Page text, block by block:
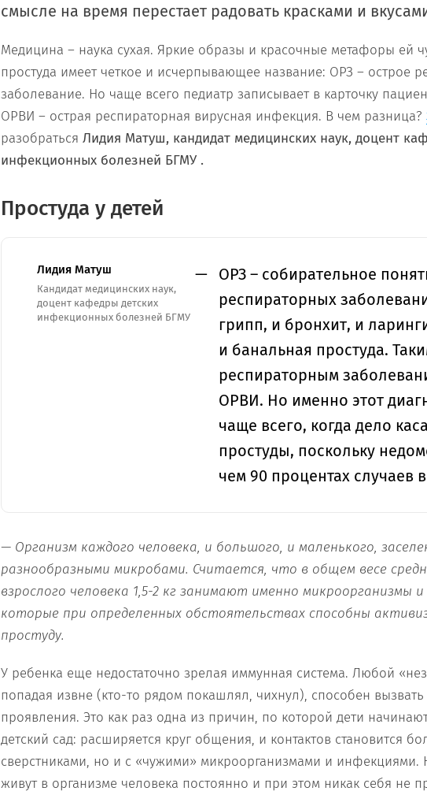
смысле на время перестает радовать красками и
Медицина – наука сухая. Яркие образы и красочные метафоры ей
простуда имеет четкое и исчерпывающее название: ОРЗ – острое
заболевание. Но чаще всего педиатр записывает в карточку
ОРВИ – острая респираторная вирусная инфекция. В чем разница?
разобраться Лидия Матуш, кандидат медицинских наук, доцент
инфекционных болезней БГМУ .
Простуда у детей
Лидия Матуш
Кандидат медицинских наук,
доцент кафедры детских
инфекционных болезней БГМУ
ОРЗ – собирательное
респираторных
грипп, и бронхит, и
и банальная простуда.
респираторным
ОРВИ. Но именно этот
чаще всего, когда дело
простуды, поскольку
чем 90 процентах случаев
— Организм каждого человека, и большого, и маленького,
разнообразными микробами. Считается, что в общем весе
взрослого человека 1,5-2 кг занимают именно микроорганизмы
которые при определенных обстоятельствах способны
простуду.
У ребенка еще недостаточно зрелая иммунная система. Любой
попадая извне (кто-то рядом покашлял, чихнул), способен
проявления. Это как раз одна из причин, по которой дети
детский сад: расширяется круг общения, и контактов становится
сверстниками, но и с «чужими» микроорганизмами и инфекциями.
живут в организме человека постоянно и при этом никак себя не